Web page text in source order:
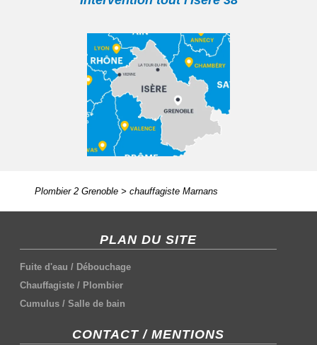
Plombier 2 Grenoble> chauffagiste Marnans
PLAN DU SITE
Fuite d'eau / Débouchage
Chauffagiste / Plombier
Cumulus /Salle de bain
CONTACT / MENTIONS